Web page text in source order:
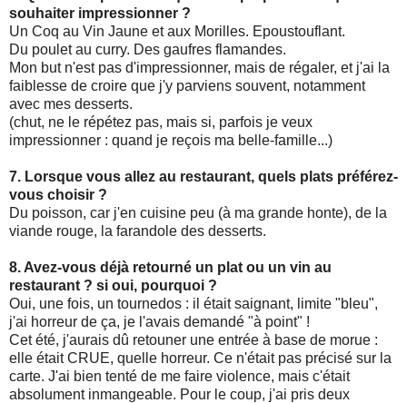
souhaiter impressionner ?
Un Coq au Vin Jaune et aux Morilles. Epoustouflant.
Du poulet au curry. Des gaufres flamandes.
Mon but n'est pas d'impressionner, mais de régaler, et j'ai la
faiblesse de croire que j'y parviens souvent, notamment
avec mes desserts.
(chut, ne le répétez pas, mais si, parfois je veux
impressionner : quand je reçois ma belle-famille...)
7. Lorsque vous allez au restaurant, quels plats préférez-
vous choisir ?
Du poisson, car j'en cuisine peu (à ma grande honte), de la
viande rouge, la farandole des desserts.
8. Avez-vous déjà retourné un plat ou un vin au
restaurant ? si oui, pourquoi ?
Oui, une fois, un tournedos : il était saignant, limite "bleu",
j'ai horreur de ça, je l'avais demandé "à point" !
Cet été, j'aurais dû retouner une entrée à base de morue :
elle était CRUE, quelle horreur. Ce n'était pas précisé sur la
carte. J'ai bien tenté de me faire violence, mais c'était
absolument inmangeable. Pour le coup, j'ai pris deux